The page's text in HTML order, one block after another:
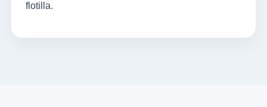
flotilla.